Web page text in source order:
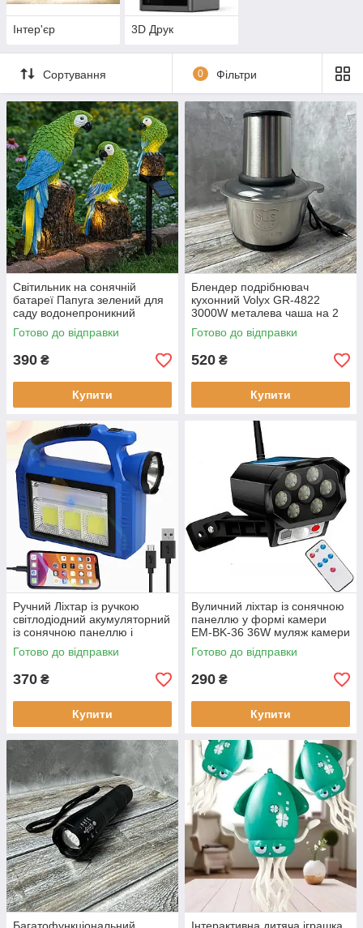
Інтер'єр 3D Друк
Сортування 0 Фільтри
Світильник на сонячній
батареї Папуга зелений для
саду водонепроникний
садовий ліхтар
Готово до відправки
390 ₴
Купити
Блендер подрібнювач
кухонний Volyx GR-4822
3000W металева чаша на 2
літри комбайн 2 швидкості
Готово до відправки
520 ₴
Купити
Ручний Ліхтар із ручкою
світлодіодний акумуляторний
із сонячною панеллю і
PowerBank
Готово до відправки
370 ₴
Купити
Вуличний ліхтар із сонячною
панеллю у формі камери
EM-BK-36 36W муляж камери
з пультом і датчиком руху
Готово до відправки
290 ₴
Купити